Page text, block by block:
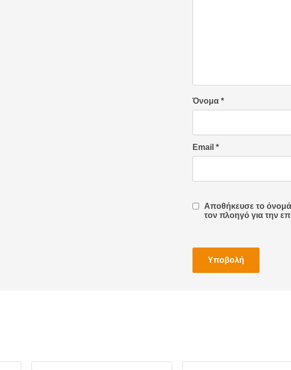
Όνομα *
Email *
Αποθήκευσε το όνομά
τον πλοηγό για την